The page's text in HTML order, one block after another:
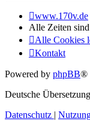
www.170v.de
Alle Zeiten sind
Alle Cookies
Kontakt
Powered by phpBB®
Deutsche
Datenschutz |